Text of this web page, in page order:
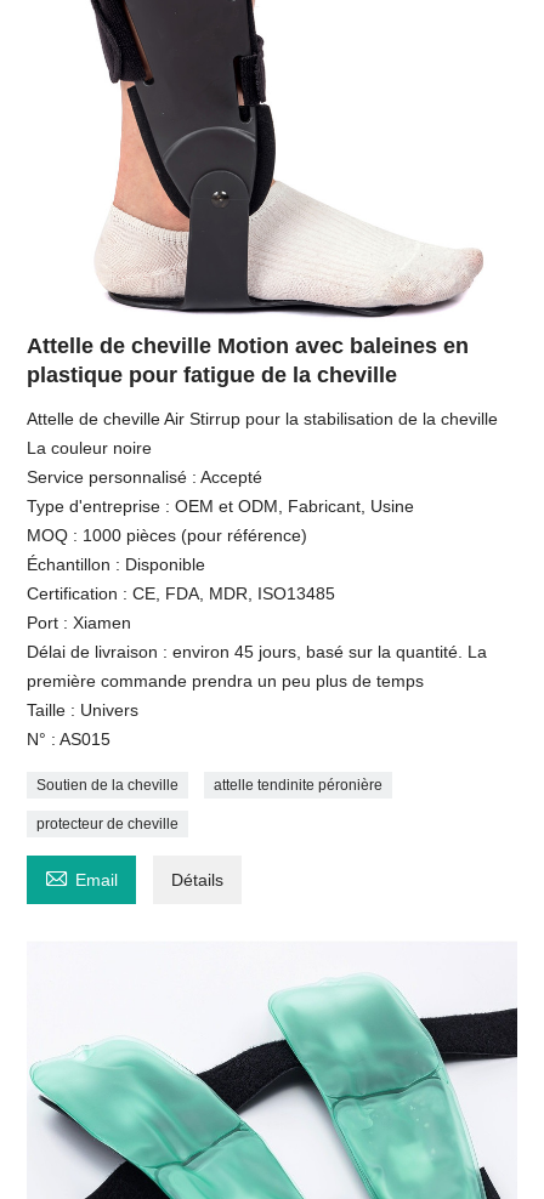
Attelle de cheville Motion avec baleines en
plastique pour fatigue de la cheville
Attelle de cheville Air Stirrup pour la stabilisation de la cheville
La couleur noire
Service personnalisé : Accepté
Type d'entreprise : OEM et ODM, Fabricant, Usine
MOQ : 1000 pièces (pour référence)
Échantillon : Disponible
Certification : CE, FDA, MDR, ISO13485
Port : Xiamen
Délai de livraison : environ 45 jours, basé sur la quantité. La
première commande prendra un peu plus de temps
Taille : Univers
N° : AS015
Soutien de la cheville attelle tendinite péronière
protecteur de cheville
 Email Détails